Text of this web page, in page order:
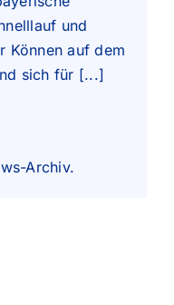
und
Können auf dem
sich für [...]
Archiv.